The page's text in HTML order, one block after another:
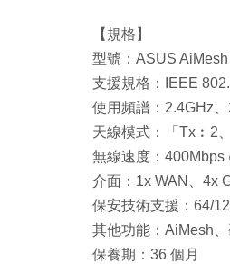
【規格】
型號：ASUS
支援規格：IEEE
使用頻譜：2.4GHz
天線模式：「Tx︰2
無線速度：400Mbps
介面：1x WAN、4x
保安技術支援：64/
其他功能：AiMesh
保養期：36 個月